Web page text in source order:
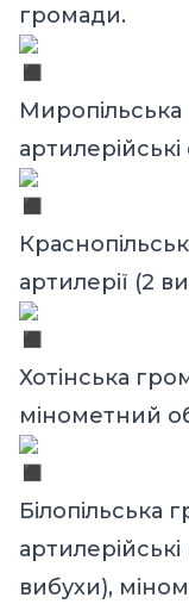
громади.
артилерії (2
Хотінська
мінометний
Білопільська
вибухи),